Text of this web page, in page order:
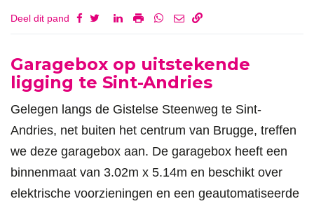
Deel dit pand
Omschrijving
Garagebox op uitstekende
ligging te Sint-Andries
Gelegen langs de Gistelse Steenweg te Sint-
Andries, net buiten het centrum van Brugge, treffen
we deze garagebox aan. De garagebox heeft een
binnenmaat van 3.02m x 5.14m en beschikt over
elektrische voorzieningen en een geautomatiseerde